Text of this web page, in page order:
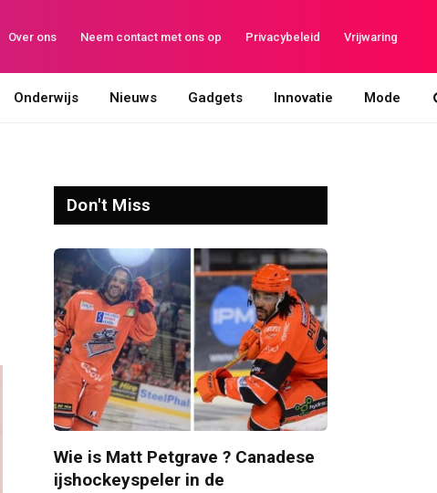
Over ons Neem contact met ons op Privacybeleid Vrijwaring
Onderwijs Nieuws Gadgets Innovatie Mode
Don't Miss
Wie is Matt Petgrave ? Canadese
ijshockeyspeler in de